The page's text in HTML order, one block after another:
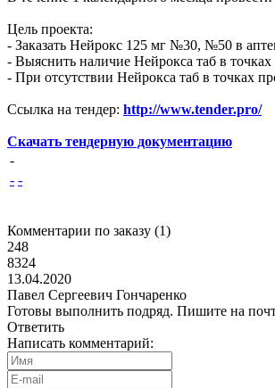
Цель проекта:
- Заказать Нейрокс 125 мг №30, №50 в
- Выяснить наличие Нейрокса таб в
- При отсутствии Нейрокса таб в точках
Ссылка на тендер: http://www.tender.pro/
Скачать тендерную документацию
-
- -
Комментарии по заказу (1)
248
8324
13.04.2020
Павел Сергеевич Гончаренко
Готовы выполнить подряд. Пишите на
Ответить
Написать комментарий: